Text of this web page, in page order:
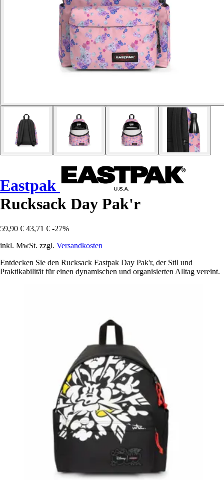
Eastpak
Rucksack Day Pak'r
59,90 € 43,71 € -27%
inkl. MwSt. zzgl. Versandkosten
Entdecken Sie den Rucksack Eastpak Day Pak'r, der Stil und
Praktikabilität für einen dynamischen und organisierten Alltag vereint.